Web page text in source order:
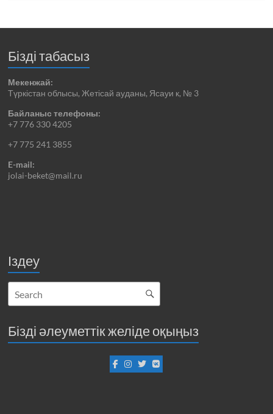
Бізді табасыз
Мекенжай:
Түркістан облысы, Жетісай ауданы, Ясауи к, № 3
Байланыс телефоны:
+7 776 330 4205
+7 775 241 3855
E-mail:
jolai-beket@mail.ru
Іздеу
Бізді әлеуметтік желіде оқыңыз